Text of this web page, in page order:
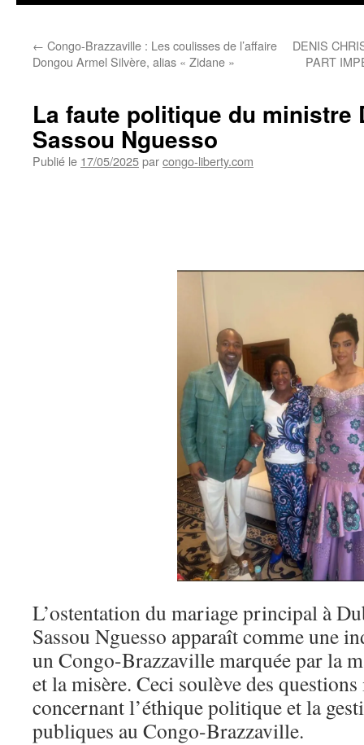
← Congo-Brazzaville : Les coulisses de l’affaire
Dongou Armel Silvère, alias « Zidane »
DENIS
PART
La faute politique du ministre
Sassou Nguesso
Publié le 17/05/2025parcongo-liberty.com
L’ostentation du mariage principal à
Sassou Nguesso apparaît comme une
un Congo-Brazzaville marquée par la
et la misère. Ceci soulève des
concernant l’éthique politique et la
publiques au Congo-Brazzaville.